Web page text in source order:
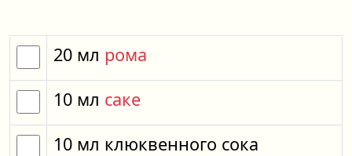
20 мл рома
10 мл саке
10 мл клюквенного сока